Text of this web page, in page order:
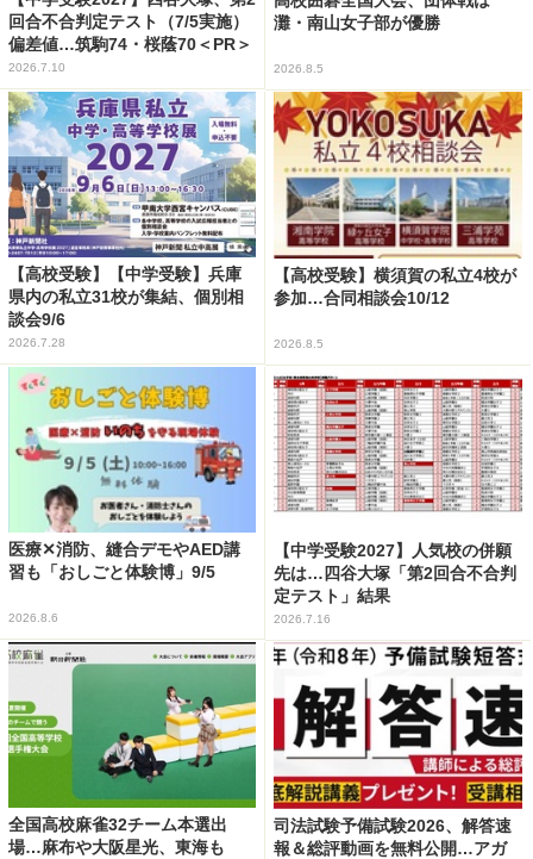
回合不合判定テスト（7/5実施）
偏差値…筑駒74・桜蔭70＜PR＞
2026.7.10
灘・南山女子部が優勝
2026.8.5
【高校受験】【中学受験】兵庫
県内の私立31校が集結、個別相
談会9/6
2026.7.28
【高校受験】横須賀の私立4校が
参加…合同相談会10/12
2026.8.5
医療✕消防、縫合デモやAED講
習も「おしごと体験博」9/5
2026.8.6
【中学受験2027】人気校の併願
先は…四谷大塚「第2回合不合判
定テスト」結果
2026.7.16
全国高校麻雀32チーム本選出
場…麻布や大阪星光、東海も
司法試験予備試験2026、解答速
報＆総評動画を無料公開…アガ